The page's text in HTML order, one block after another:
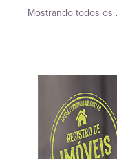
Mostrando todos os